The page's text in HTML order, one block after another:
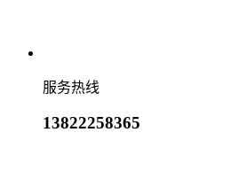
服务热线
13822258365